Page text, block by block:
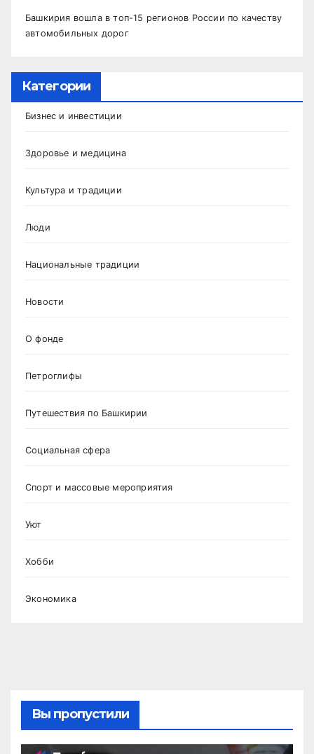
Башкирия вошла в топ-15 регионов России по качеству
автомобильных дорог
Категории
Бизнес и инвестиции
Здоровье и медицина
Культура и традиции
Люди
Национальные традиции
Новости
О фонде
Петроглифы
Путешествия по Башкирии
Социальная сфера
Спорт и массовые мероприятия
Уют
Хобби
Экономика
Вы пропустили